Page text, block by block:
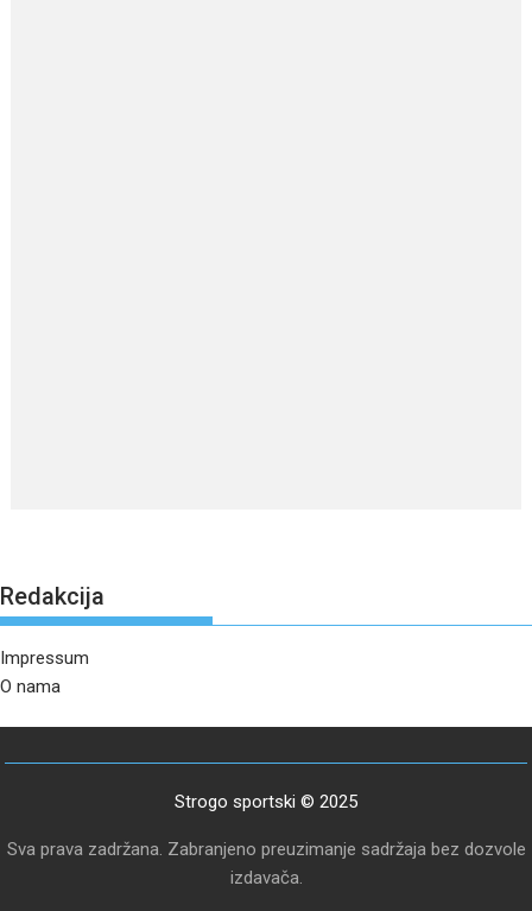
Redakcija
Impressum
O nama
Strogo sportski © 2025
Sva prava zadržana. Zabranjeno preuzimanje sadržaja bez dozvole
izdavača.